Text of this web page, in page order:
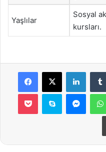
Yaşlılar
Sosyal
kursları.
Facebook
X
Pocket Skype